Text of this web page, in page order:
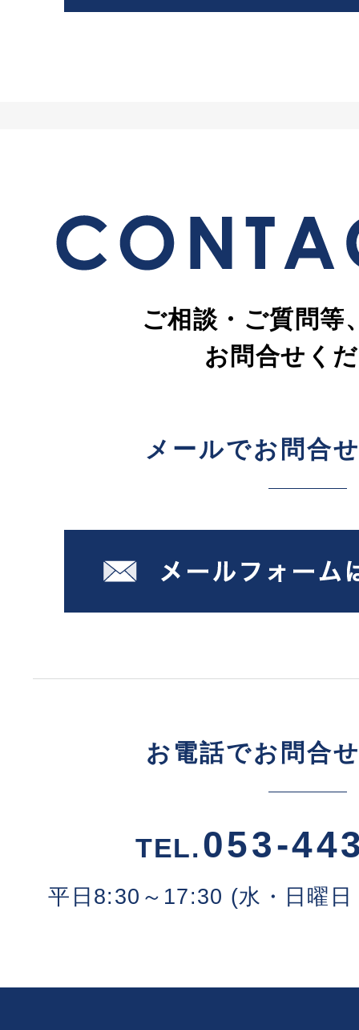
ご相談・ご質問等
お問合せく
メールでお問合
お電話でお問合
TEL.053-
平日8:30～17:30 (水・日曜